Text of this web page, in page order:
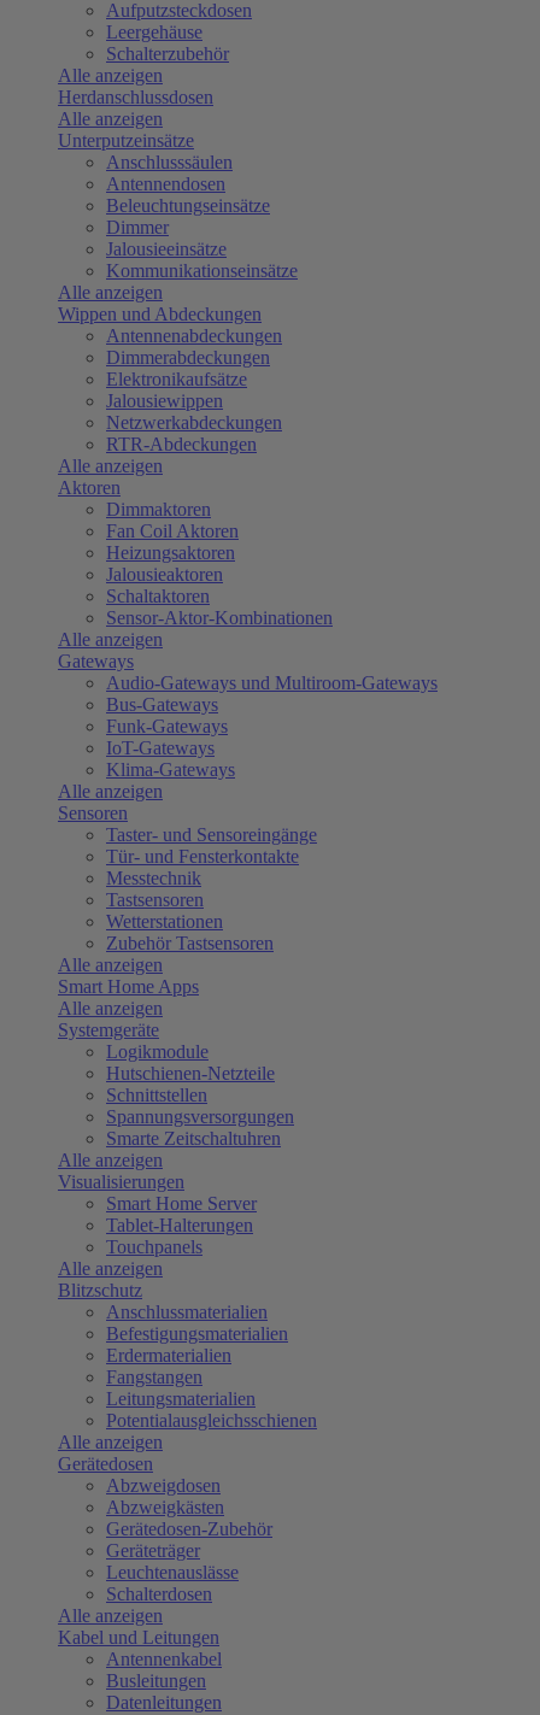
Aufputzsteckdosen
Leergehäuse
Schalterzubehör
Alle anzeigen
Herdanschlussdosen
Alle anzeigen
Unterputzeinsätze
Anschlusssäulen
Antennendosen
Beleuchtungseinsätze
Dimmer
Jalousieeinsätze
Kommunikationseinsätze
Alle anzeigen
Wippen und Abdeckungen
Antennenabdeckungen
Dimmerabdeckungen
Elektronikaufsätze
Jalousiewippen
Netzwerkabdeckungen
RTR-Abdeckungen
Alle anzeigen
Aktoren
Dimmaktoren
Fan Coil Aktoren
Heizungsaktoren
Jalousieaktoren
Schaltaktoren
Sensor-Aktor-Kombinationen
Alle anzeigen
Gateways
Audio-Gateways und Multiroom-Gateways
Bus-Gateways
Funk-Gateways
IoT-Gateways
Klima-Gateways
Alle anzeigen
Sensoren
Taster- und Sensoreingänge
Tür- und Fensterkontakte
Messtechnik
Tastsensoren
Wetterstationen
Zubehör Tastsensoren
Alle anzeigen
Smart Home Apps
Alle anzeigen
Systemgeräte
Logikmodule
Hutschienen-Netzteile
Schnittstellen
Spannungsversorgungen
Smarte Zeitschaltuhren
Alle anzeigen
Visualisierungen
Smart Home Server
Tablet-Halterungen
Touchpanels
Alle anzeigen
Blitzschutz
Anschlussmaterialien
Befestigungsmaterialien
Erdermaterialien
Fangstangen
Leitungsmaterialien
Potentialausgleichsschienen
Alle anzeigen
Gerätedosen
Abzweigdosen
Abzweigkästen
Gerätedosen-Zubehör
Geräteträger
Leuchtenauslässe
Schalterdosen
Alle anzeigen
Kabel und Leitungen
Antennenkabel
Busleitungen
Datenleitungen